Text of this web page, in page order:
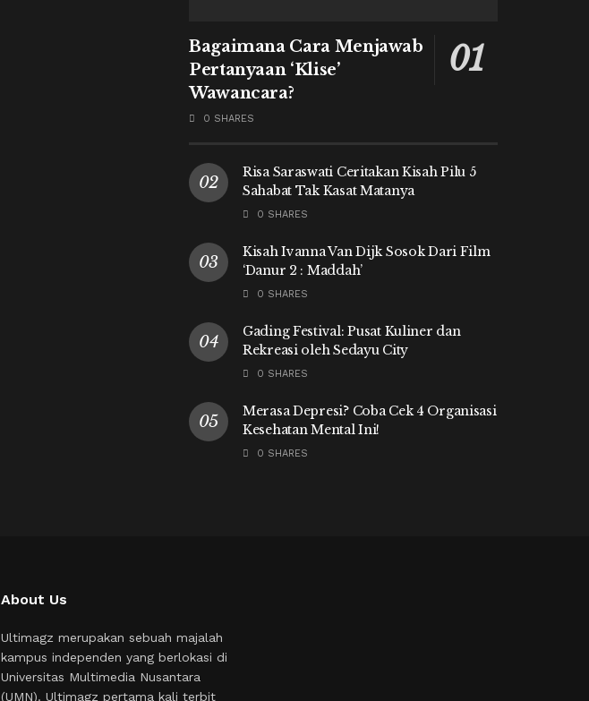
Bagaimana Cara Menjawab
Pertanyaan ‘Klise’
Wawancara?
0 SHARES
Risa Saraswati Ceritakan Kisah Pilu 5
Sahabat Tak Kasat Matanya
0 SHARES
Kisah Ivanna Van Dijk Sosok Dari Film
‘Danur 2 : Maddah’
0 SHARES
Gading Festival: Pusat Kuliner dan
Rekreasi oleh Sedayu City
0 SHARES
Merasa Depresi? Coba Cek 4 Organisasi
Kesehatan Mental Ini!
0 SHARES
About Us
Ultimagz merupakan sebuah majalah
kampus independen yang berlokasi di
Universitas Multimedia Nusantara
(UMN). Ultimagz pertama kali terbit